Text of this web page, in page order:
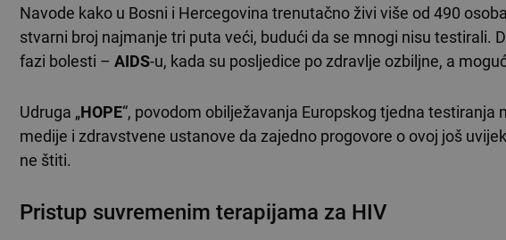
Navode kako u Bosni i Hercegovina trenutačno živi više od 490
stvarni broj najmanje tri puta veći, budući da se mnogi nisu testirali.
fazi bolesti – AIDS-u, kada su posljedice po zdravlje ozbiljne, a
Udruga „HOPE“, povodom obilježavanja Europskog tjedna testiranja
medije i zdravstvene ustanove da zajedno progovore o ovoj još
ne štiti.
Pristup suvremenim terapijama za HIV